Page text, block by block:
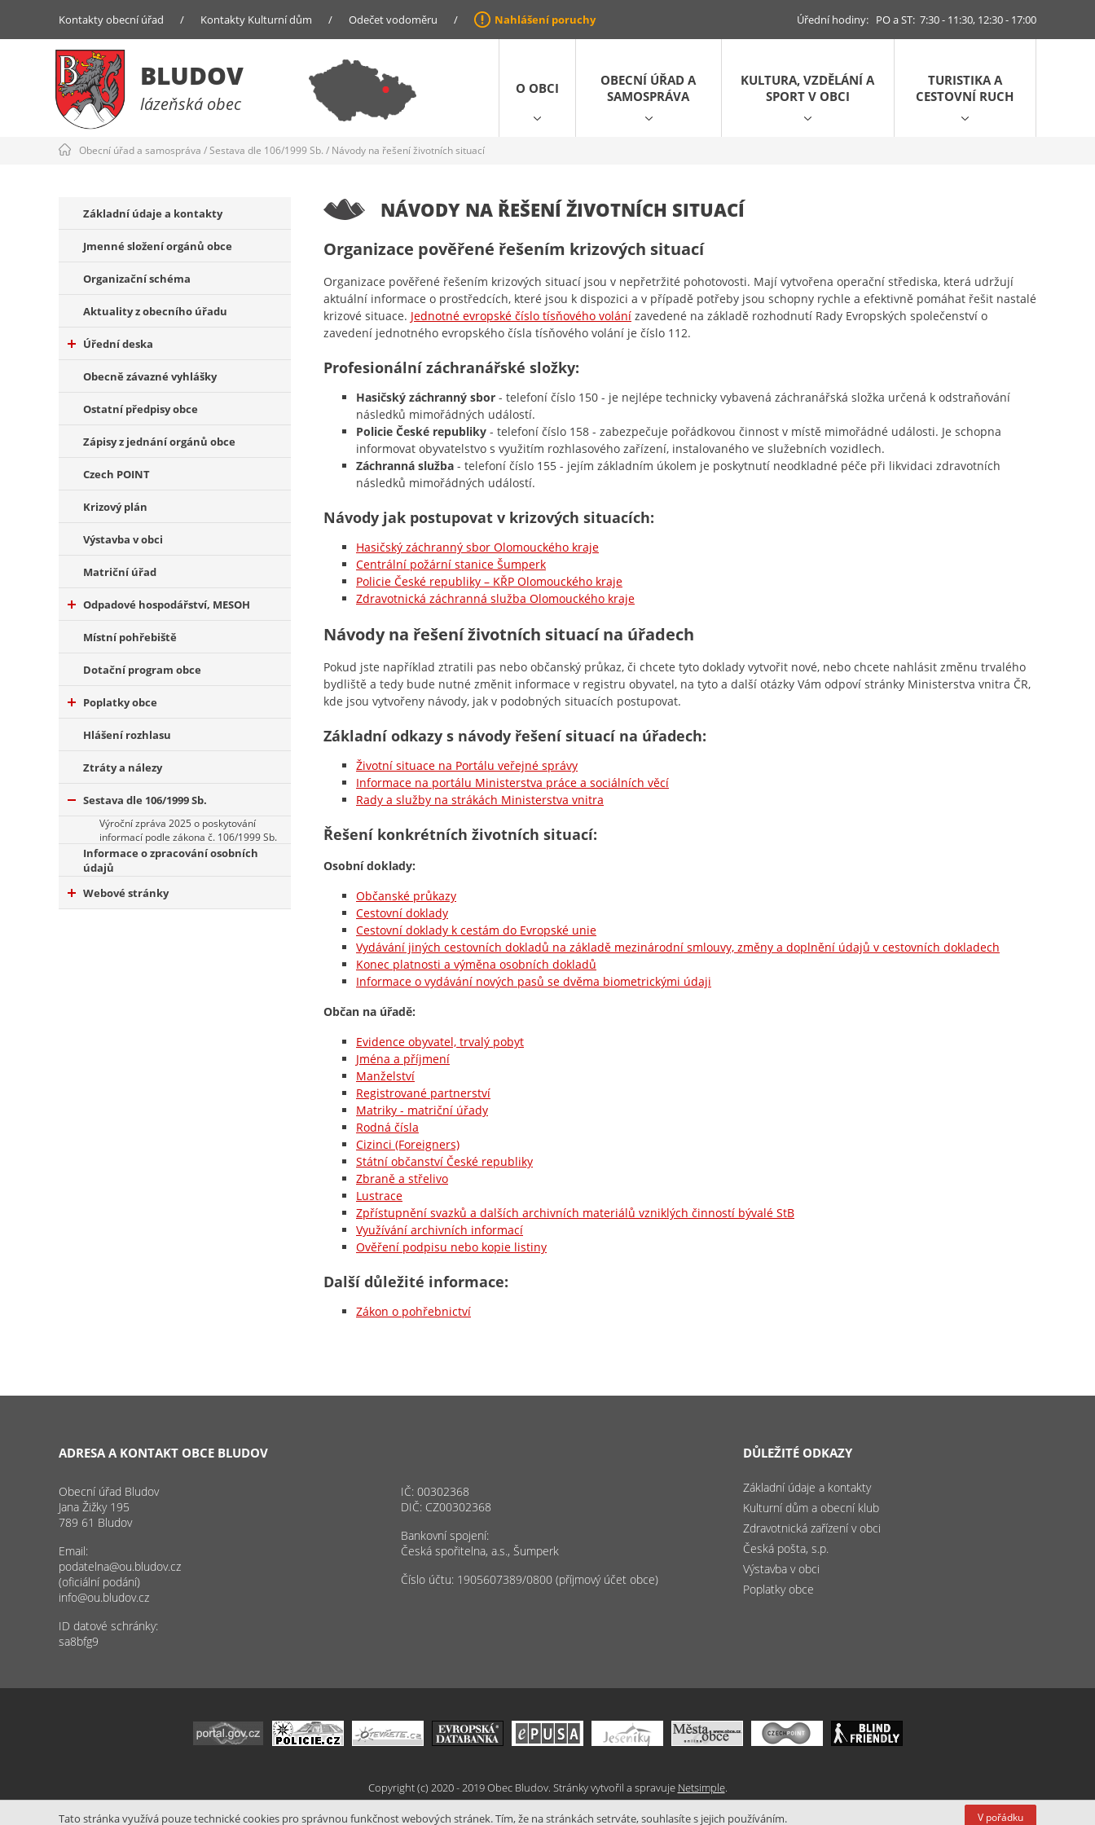
Kontakty obecní úřad / Kontakty Kulturní dům / Odečet vodoměru / Nahlášení poruchy Úřední hodiny: PO a ST: 7:30 - 11:30, 12:30 - 17:00
BLUDOV
lázeňská obec
O OBCI
OBECNÍ ÚŘAD A
SAMOSPRÁVA
KULTURA, VZDĚLÁNÍ A
SPORT V OBCI
TURISTIKA A
CESTOVNÍ RUCH
Obecní úřad a samospráva /Sestava dle 106/1999 Sb. / Návody na řešení životních situací
Základní údaje a kontakty
Jmenné složení orgánů obce
Organizační schéma
Aktuality z obecního úřadu
Úřední deska
Obecně závazné vyhlášky
Ostatní předpisy obce
Zápisy z jednání orgánů obce
Czech POINT
Krizový plán
Výstavba v obci
Matriční úřad
Odpadové hospodářství, MESOH
Místní pohřebiště
Dotační program obce
Poplatky obce
Hlášení rozhlasu
Ztráty a nálezy
Sestava dle 106/1999 Sb.
Výroční zpráva 2025 o poskytování
informací podle zákona č. 106/1999 Sb.
Informace o zpracování osobních
údajů
Webové stránky
NÁVODY NA ŘEŠENÍ ŽIVOTNÍCH SITUACÍ
Organizace pověřené řešením krizových situací
Organizace pověřené řešením krizových situací jsou v nepřetržité pohotovosti. Mají vytvořena operační střediska, která udržují
aktuální informace o prostředcích, které jsou k dispozici a v případě potřeby jsou schopny rychle a efektivně pomáhat řešit nastalé
krizové situace. Jednotné evropské číslo tísňového volání zavedené na základě rozhodnutí Rady Evropských společenství o
zavedení jednotného evropského čísla tísňového volání je číslo 112.
Profesionální záchranářské složky:
Hasičský záchranný sbor - telefoní číslo 150 - je nejlépe technicky vybavená záchranářská složka určená k odstraňování
následků mimořádných událostí.
Policie České republiky - telefoní číslo 158 - zabezpečuje pořádkovou činnost v místě mimořádné události. Je schopna
informovat obyvatelstvo s využitím rozhlasového zařízení, instalovaného ve služebních vozidlech.
Záchranná služba - telefoní číslo 155 - jejím základním úkolem je poskytnutí neodkladné péče při likvidaci zdravotních
následků mimořádných událostí.
Návody jak postupovat v krizových situacích:
Hasičský záchranný sbor Olomouckého kraje
Centrální požární stanice Šumperk
Policie České republiky – KŘP Olomouckého kraje
Zdravotnická záchranná služba Olomouckého kraje
Návody na řešení životních situací na úřadech
Pokud jste například ztratili pas nebo občanský průkaz, či chcete tyto doklady vytvořit nové, nebo chcete nahlásit změnu trvalého
bydliště a tedy bude nutné změnit informace v registru obyvatel, na tyto a další otázky Vám odpoví stránky Ministerstva vnitra ČR,
kde jsou vytvořeny návody, jak v podobných situacích postupovat.
Základní odkazy s návody řešení situací na úřadech:
Životní situace na Portálu veřejné správy
Informace na portálu Ministerstva práce a sociálních věcí
Rady a služby na strákách Ministerstva vnitra
Řešení konkrétních životních situací:
Osobní doklady:
Občanské průkazy
Cestovní doklady
Cestovní doklady k cestám do Evropské unie
Vydávání jiných cestovních dokladů na základě mezinárodní smlouvy, změny a doplnění údajů v cestovních dokladech
Konec platnosti a výměna osobních dokladů
Informace o vydávání nových pasů se dvěma biometrickými údaji
Občan na úřadě:
Evidence obyvatel, trvalý pobyt
Jména a příjmení
Manželství
Registrované partnerství
Matriky - matriční úřady
Rodná čísla
Cizinci (Foreigners)
Státní občanství České republiky
Zbraně a střelivo
Lustrace
Zpřístupnění svazků a dalších archivních materiálů vzniklých činností bývalé StB
Využívání archivních informací
Ověření podpisu nebo kopie listiny
Další důležité informace:
Zákon o pohřebnictví
ADRESA A KONTAKT OBCE BLUDOV
Obecní úřad Bludov
Jana Žižky 195
789 61 Bludov
Email:
podatelna@ou.bludov.cz
(oficiální podání)
info@ou.bludov.cz
ID datové schránky:
sa8bfg9
IČ: 00302368
DIČ: CZ00302368
Bankovní spojení:
Česká spořitelna, a.s., Šumperk
Číslo účtu: 1905607389/0800 (příjmový účet obce)
DŮLEŽITÉ ODKAZY
Základní údaje a kontakty
Kulturní dům a obecní klub
Zdravotnická zařízení v obci
Česká pošta, s.p.
Výstavba v obci
Poplatky obce
Copyright (c) 2020 - 2019 Obec Bludov. Stránky vytvořil a spravuje Netsimple.
Tato stránka využívá pouze technické cookies pro správnou funkčnost webových stránek. Tím, že na stránkách setrváte, souhlasíte s jejich používáním. V pořádku